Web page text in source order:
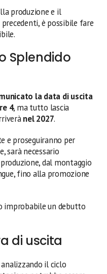
produzione e il
è possibile fare
Splendido
la data di uscita
4, ma tutto lascia
nel 2027.
e proseguiranno per
sarà necessario
dal montaggio
fino alla promozione
improbabile un debutto
di uscita
analizzando il ciclo